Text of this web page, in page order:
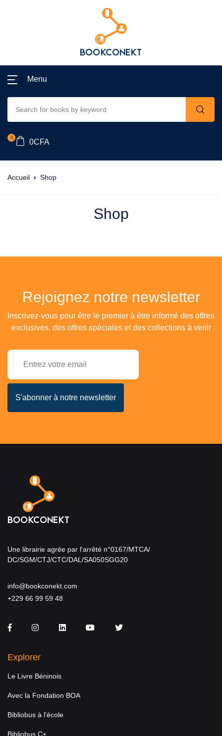
Menu
0
0CFA
Accueil Shop
Shop
Rejoignez notre newsletter
Inscrivez-vous pour être le premier à être informé des offres
exclusives, des offres spéciales et des collections à venir
Une librairie agrée par l'arrêté n°0167/MTCA/
DC/SGM/CTJ/CTC/DAL/SA050SGG20
info@bookconekt.com
+229 66 99 59 48
FacebookInstagramLinkedInYou TubeTwitter
Explorer
Le Livre Béninois
Avec la Fondation BOA
Bibliobus à l’école
Bibliobus C+